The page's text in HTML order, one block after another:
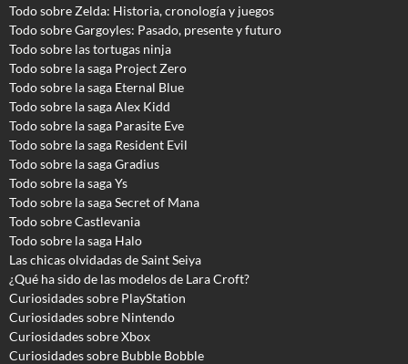
Todo sobre Zelda: Historia, cronología y juegos
Todo sobre Gargoyles: Pasado, presente y futuro
Todo sobre las tortugas ninja
Todo sobre la saga Project Zero
Todo sobre la saga Eternal Blue
Todo sobre la saga Alex Kidd
Todo sobre la saga Parasite Eve
Todo sobre la saga Resident Evil
Todo sobre la saga Gradius
Todo sobre la saga Ys
Todo sobre la saga Secret of Mana
Todo sobre Castlevania
Todo sobre la saga Halo
Las chicas olvidadas de Saint Seiya
¿Qué ha sido de las modelos de Lara Croft?
Curiosidades sobre PlayStation
Curiosidades sobre Nintendo
Curiosidades sobre Xbox
Curiosidades sobre Bubble Bobble